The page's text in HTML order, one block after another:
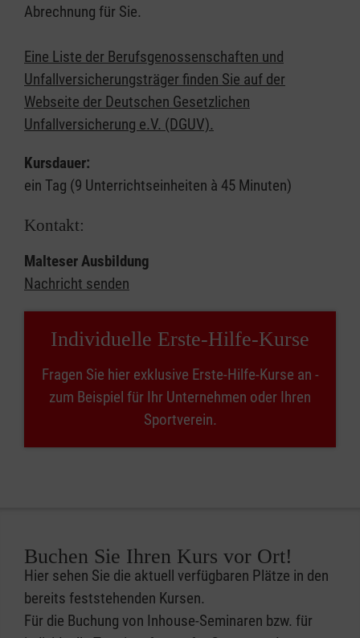
Abrechnung für Sie.
Eine Liste der Berufsgenossenschaften und
Unfallversicherungsträger finden Sie auf der
Webseite der Deutschen Gesetzlichen
Unfallversicherung e.V. (DGUV).
Kursdauer:
ein Tag (9 Unterrichtseinheiten à 45 Minuten)
Kontakt:
Malteser Ausbildung
Nachricht senden
Individuelle Erste-Hilfe-Kurse
Fragen Sie hier exklusive Erste-Hilfe-Kurse an -
zum Beispiel für Ihr Unternehmen oder Ihren
Sportverein.
Buchen Sie Ihren Kurs vor Ort!
Hier sehen Sie die aktuell verfügbaren Plätze in den
bereits feststehenden Kursen.
Für die Buchung von Inhouse-Seminaren bzw. für